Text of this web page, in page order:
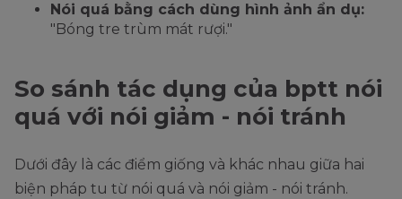
Nói quá bằng cách dùng hình ảnh ẩn dụ:
"Bóng tre trùm mát rượi."
So sánh tác dụng của bptt nói
quá với nói giảm - nói tránh
Dưới đây là các điểm giống và khác nhau giữa hai
biện pháp tu từ nói quá và nói giảm - nói tránh.